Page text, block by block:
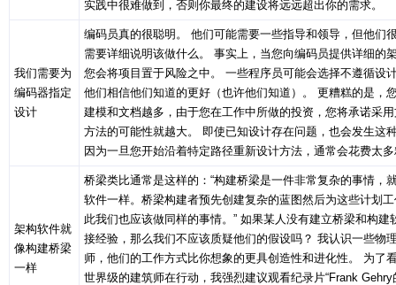
实践中很难做到，否则你最终的建设将远远超出你的需求。
我们需要为
编码器指定
设计
编码员真的很聪明。 他们可能需要一些指导和领导，但他们
需要详细说明该做什么。 事实上，当您向编码员提供详细的
您会将项目置于风险之中。 一些程序员可能会选择不遵循设
他们相信他们知道的更好（也许他们知道）。 更糟糕的是，
建模和文档越多，由于您在工作中所做的投资，您将承诺采
方法的可能性就越大。 即使已知设计存在问题，也会发生这
因为一旦您开始沿着特定路径重新设计方法，通常会花费太
架构软件就
像构建桥梁
一样
桥梁类比通常是这样的：“构建桥梁是一件非常复杂的事情，
软件一样。桥梁构建者预先创建复杂的蓝图然后为这些计划
此我们也应该做同样的事情。” 如果某人没有建立桥梁和构建
接经验，那么我们不应该质疑他们的假设吗？ 我认识一些物
师，他们的工作方式比你想象的更具创造性和进化性。 为了
世界级的建筑师在行动，我强烈建议观看纪录片“Frank Gehry